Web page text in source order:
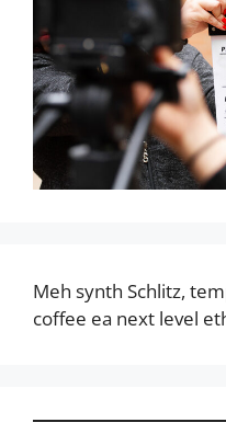
Meh synth Schlitz,
coffee ea next level